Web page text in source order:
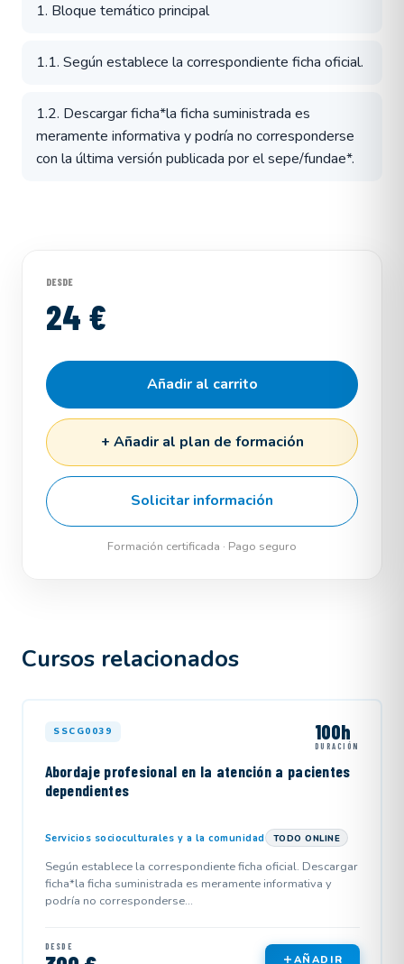
1. Bloque temático principal
1.1. Según establece la correspondiente ficha oficial.
1.2. Descargar ficha*la ficha suministrada es
meramente informativa y podría no corresponderse
con la última versión publicada por el sepe/fundae*.
DESDE
24 €
Añadir al carrito
+ Añadir al plan de formación
Solicitar información
Formación certificada · Pago seguro
Cursos relacionados
SSCG0039 100h
DURACIÓN
Abordaje profesional en la atención a pacientes
dependientes
Servicios socioculturales y a la comunidad TODO ONLINE
Según establece la correspondiente ficha oficial. Descargar
ficha*la ficha suministrada es meramente informativa y
podría no corresponderse...
DESDE
AÑADIR